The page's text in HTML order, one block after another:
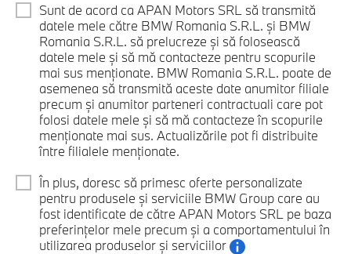
Sunt de acord ca APAN Motors SRL să transmită
datele mele către BMW Romania S.R.L. și BMW
Romania S.R.L. să prelucreze și să folosească
datele mele și să mă contacteze pentru scopurile
mai sus menționate. BMW Romania S.R.L. poate de
asemenea să transmită aceste date anumitor filiale
precum și anumitor parteneri contractuali care pot
folosi datele mele și să mă contacteze în scopurile
menționate mai sus. Actualizările pot fi distribuite
între filialele menționate.
În plus, doresc să primesc oferte personalizate
pentru produsele și serviciile BMW Group care au
fost identificate de către APAN Motors SRL pe baza
preferințelor mele precum și a comportamentului în
utilizarea produselor și serviciilor